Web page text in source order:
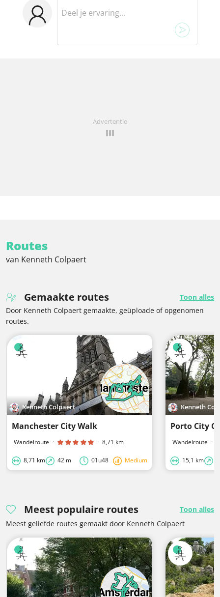
Advertentie
Routes
van Kenneth Colpaert
Gemaakte routes
Toon alles
Door Kenneth Colpaert gemaakte, geüploade of opgenomen
routes.
Kenneth Colpaert
Manchester City Walk
Wandelroute · · 8,71 km
8,71 km 42 m 01u48 Medium
Kenneth
Porto City
Wandelroute ·
15,1 km
Meest populaire routes
Toon alles
Meest geliefde routes gemaakt door Kenneth Colpaert